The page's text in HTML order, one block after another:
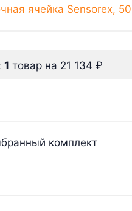
ячейка Sensorex,
1 товар на 21 134₽
комплект